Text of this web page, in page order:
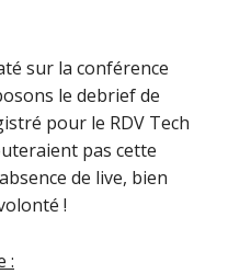
sur la conférence
le debrief de
pour le RDV Tech
pas cette
de live, bien
!
: